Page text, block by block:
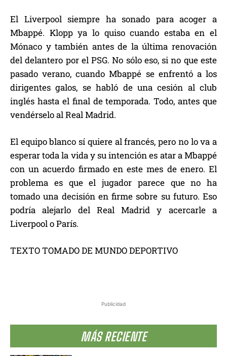
Publicidad
MÁS RECIENTE
El Liverpool siempre ha sonado para acoger a
Mbappé. Klopp ya lo quiso cuando estaba en el
Mónaco y también antes de la última renovación
del delantero por el PSG. No sólo eso, si no que este
pasado verano, cuando Mbappé se enfrentó a los
dirigentes galos, se habló de una cesión al club
inglés hasta el final de temporada. Todo, antes que
vendérselo al Real Madrid.
El equipo blanco sí quiere al francés, pero no lo va a
esperar toda la vida y su intención es atar a Mbappé
con un acuerdo firmado en este mes de enero. El
problema es que el jugador parece que no ha
tomado una decisión en firme sobre su futuro. Eso
podría alejarlo del Real Madrid y acercarle a
Liverpool o París.
TEXTO TOMADO DE MUNDO DEPORTIVO